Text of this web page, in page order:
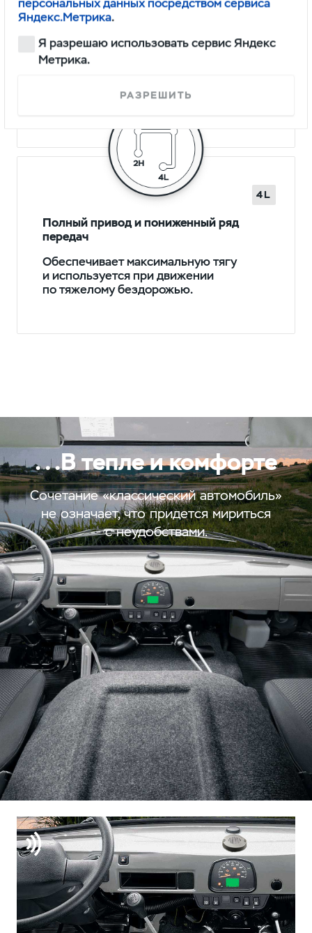
Полный привод
Жесткое подключение переднего
моста. Крутящий момент
распределяется между передними
4H
Полный привод и пониженный ряд
передач
Обеспечивает максимальную тягу
и используется при движении
по тяжелому бездорожью.
4L
. . .В тепле и комфорте
Сочетание «классический автомобиль»
не означает, что придется мириться
с неудобствами.
персональных данных посредством сервиса
Яндекс.Метрика.
Я разрешаю использовать сервис Яндекс
Метрика.
РАЗРЕШИТЬ